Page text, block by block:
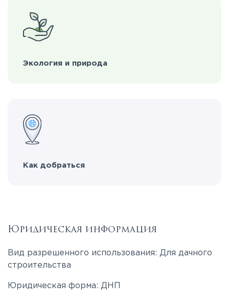
Экология и природа
Как добраться
Юридическая информация
Вид разрешенного использования: Для дачного
строительства
Юридическая форма: ДНП